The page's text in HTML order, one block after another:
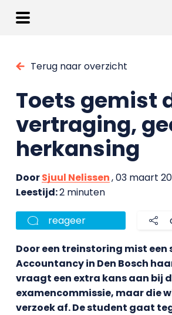
Terug naar overzicht
Toets gemist
vertraging,
herkansing
DoorSjuul Nelissen, 03 maart
Leestijd:2 minuten
reageer
Door een treinstoring mist een
Accountancy in Den Bosch
vraagt een extra kans aan bij
examencommissie, maar die
verzoek af. De student gaat